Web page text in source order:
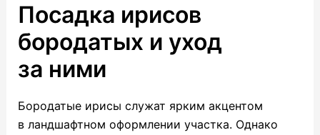
Посадка ирисов
бородатых и уход
за ними
Бородатые ирисы служат ярким акцентом
в ландшафтном оформлении участка. Однако